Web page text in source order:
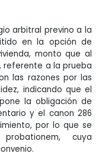
arbitral previno a la
en la opción de
monto que al
referente a la prueba
las razones por las
indicando que el
la obligación de
y el canon 286
por lo que se
cuya